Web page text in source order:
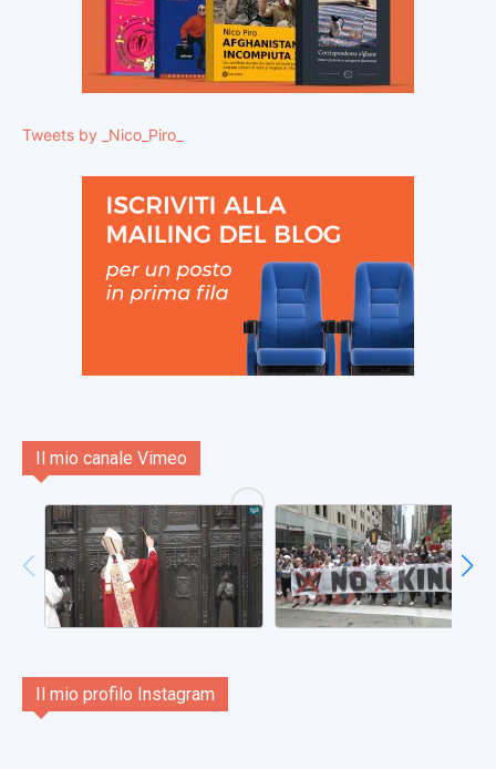
Tweets by _Nico_Piro_
Il mio canale Vimeo
Il mio profilo Instagram